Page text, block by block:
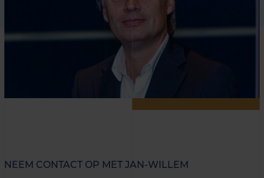
NEEM CONTACT OP MET JAN-WILLEM